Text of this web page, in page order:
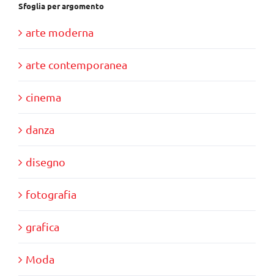
Sfoglia per argomento
arte moderna
arte contemporanea
cinema
danza
disegno
fotografia
grafica
Moda